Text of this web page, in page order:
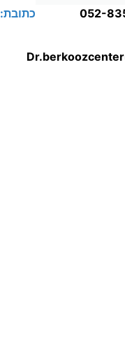
052-
כתובת: